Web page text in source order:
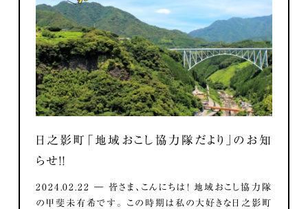
日之影町「地域おこし協力隊だより」のお知
らせ！！
2024.02.22 ― 皆さま、こんにちは！ 地域おこし協力隊
の甲斐未有希です。 この時期は私の大好きな日之影町